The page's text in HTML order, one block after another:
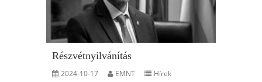
Részvétnyilvánítás
2024-10-17 EMNT Hírek